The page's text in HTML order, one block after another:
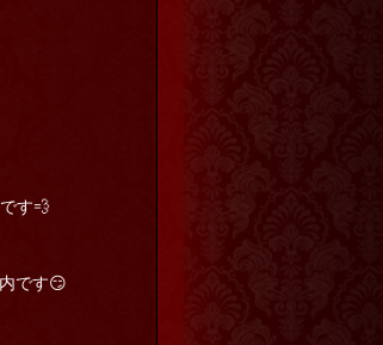
す💨
です😏